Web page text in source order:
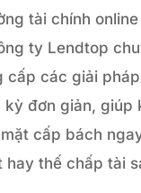
tài chính
ty Lendtop
cấp các giải
đơn giản, giúp
cấp bách
hay thế chấp tài